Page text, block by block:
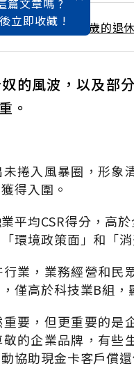
篇文章嗎 ?
後立即收藏 !
/ 5月號雜誌 35歲的退
的風波，以及部
。
捲入風暴圈，形象
得入圍。
平均CSR得分，高
環境政策面」和「
業，業務經營和民
僅高於科技業B組
重要，但更重要的
的企業品牌，有些
協助現金卡客戶償